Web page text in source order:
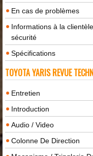
En cas de problèmes
Informations à la
sécurité
Spécifications
TOYOTA YARIS REVUE
Entretien
Introduction
Audio / Video
Colonne De Direction